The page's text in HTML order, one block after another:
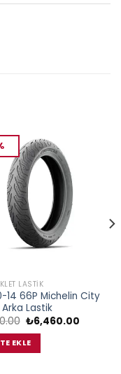
LASTIK
14 66P Michelin City
Lastik
Orijinal
fiyat:
₺6,800.00.
₺6,460.00Şu
EKLE